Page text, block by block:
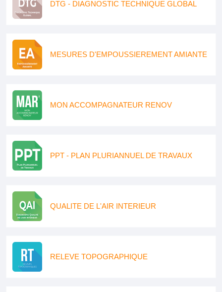
DTG - DIAGNOSTIC TECHNIQUE GLOBAL
MESURES D'EMPOUSSIEREMENT AMIANTE
MON ACCOMPAGNATEUR RENOV
PPT - PLAN PLURIANNUEL DE TRAVAUX
QUALITE DE L'AIR INTERIEUR
RELEVE TOPOGRAPHIQUE